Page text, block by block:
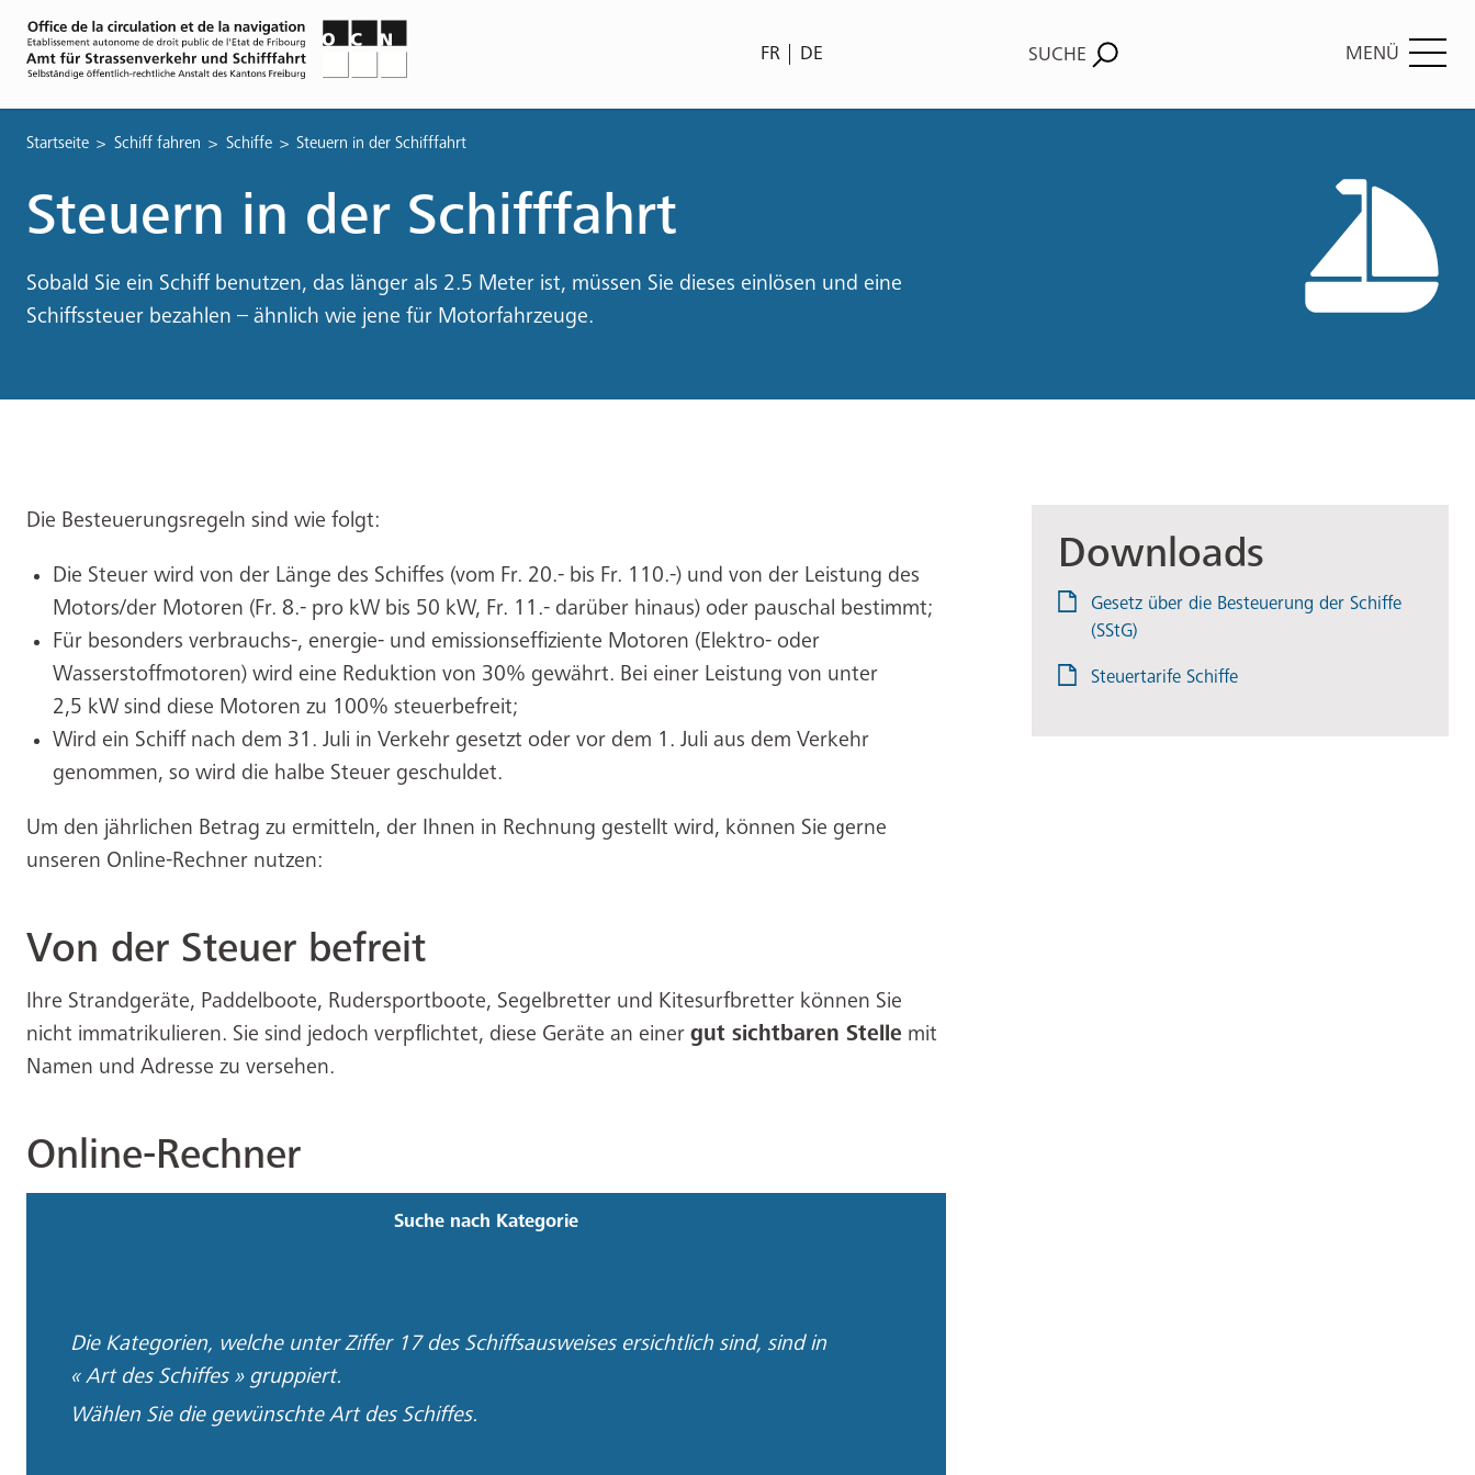
FR DE SUCHE MENÜ
Pfadnavigation
Startseite Schiff fahren Schiffe Steuern in der Schifffahrt
Steuern in der Schifffahrt
Sobald Sie ein Schiff benutzen, das länger als 2.5 Meter ist, müssen Sie dieses einlösen und eine
Schiffssteuer bezahlen – ähnlich wie jene für Motorfahrzeuge.
Die Besteuerungsregeln sind wie folgt:
Die Steuer wird von der Länge des Schiffes (vom Fr. 20.- bis Fr. 110.-) und von der Leistung des
Motors/der Motoren (Fr. 8.- pro kW bis 50 kW, Fr. 11.- darüber hinaus) oder pauschal bestimmt;
Für besonders verbrauchs-, energie- und emissionseffiziente Motoren (Elektro- oder
Wasserstoffmotoren) wird eine Reduktion von 30% gewährt. Bei einer Leistung von unter
2,5 kW sind diese Motoren zu 100% steuerbefreit;
Wird ein Schiff nach dem 31. Juli in Verkehr gesetzt oder vor dem 1. Juli aus dem Verkehr
genommen, so wird die halbe Steuer geschuldet.
Um den jährlichen Betrag zu ermitteln, der Ihnen in Rechnung gestellt wird, können Sie gerne
unseren Online-Rechner nutzen:
Von der Steuer befreit
Ihre Strandgeräte, Paddelboote, Rudersportboote, Segelbretter und Kitesurfbretter können Sie
nicht immatrikulieren. Sie sind jedoch verpflichtet, diese Geräte an einer gut sichtbaren Stelle mit
Namen und Adresse zu versehen.
Online-Rechner
Suche nach Kategorie
Die Kategorien, welche unter Ziffer 17 des Schiffsausweises ersichtlich sind, sind in
« Art des Schiffes » gruppiert.
Wählen Sie die gewünschte Art des Schiffes.
Downloads
Gesetz über die Besteuerung der Schiffe
(SStG)
Steuertarife Schiffe